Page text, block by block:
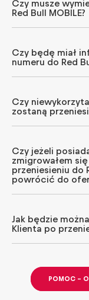
Czy musze
Red Bull MOBILE?
Czy będę miał
numeru do Red
Czy
zostaną
Czy jeżeli
zmigrowałem
przeniesieniu do
powrócić do
Jak będzie
Klienta po
POMOC -